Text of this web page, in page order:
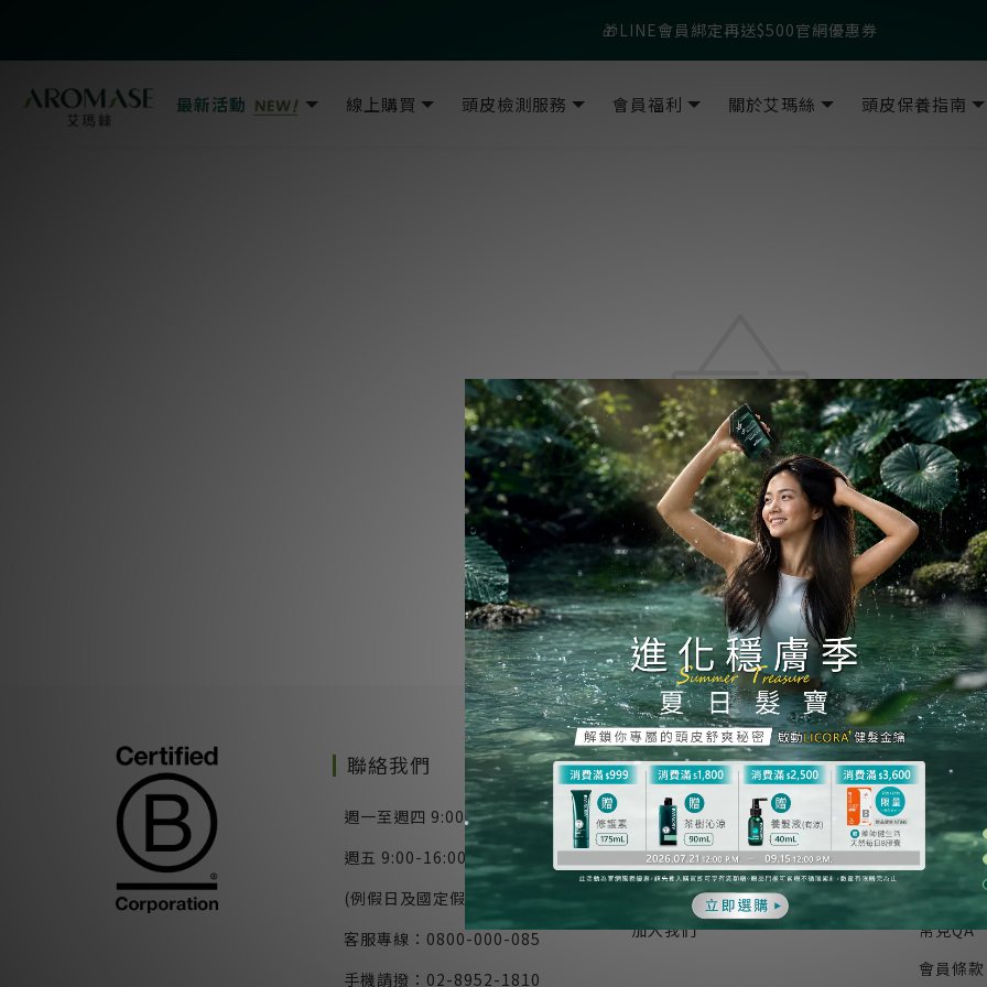
父親節爸氣寵愛👔暖心組合限時優惠◤前往選購❤️◢
🎁LINE會員綁定再送$500官網優惠券
最新活動 線上購買 頭皮檢測服務 會員福利 關於艾瑪絲 頭皮保養指南
此活動已下架
聯絡我們
週一至週四 9:00-17:00
週五 9:00-16:00
(例假日及國定假日除外)
客服專線：0800-000-085
手機請撥：02-8952-1810
關於我們
實體通路 / 醫院診所
得獎記錄
隱私權政策
加入我們
顧客
退換貨
運送方式
付款方式
常見QA
會員條款